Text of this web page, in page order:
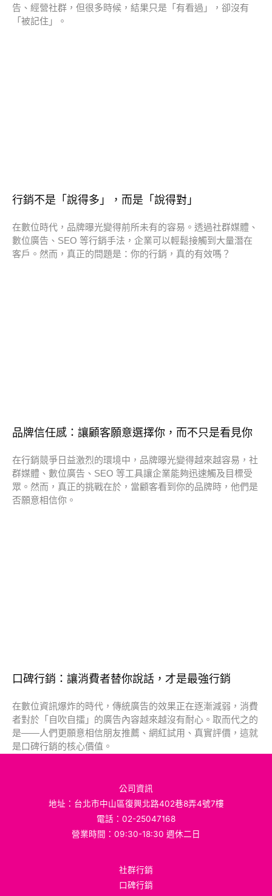
告、經營社群，但很多時候，結果只是「有看過」，卻沒有
「被記住」。
行銷不是「說得多」，而是「說得對」
在數位時代，品牌曝光變得前所未有的容易。透過社群媒體、
數位廣告、SEO 等行銷手法，企業可以輕鬆接觸到大量潛在
客戶。然而，真正的問題是：你的行銷，真的有效嗎？
品牌信任感：讓顧客願意選擇你，而不只是看見你
在行銷競爭日益激烈的環境中，品牌曝光變得越來越容易，社
群媒體、數位廣告、SEO 等工具讓企業能夠迅速觸及目標受
眾。然而，真正的挑戰在於，當顧客看到你的品牌時，他們是
否願意相信你。
口碑行銷：讓消費者替你說話，才是最強行銷
在數位資訊爆炸的時代，傳統廣告的效果正在逐漸減弱，消費
者對於「自吹自擂」的廣告內容越來越沒有耐心。取而代之的
是——人們更願意相信朋友推薦、網紅試用、真實評價，這就
是口碑行銷的核心價值。
公司資訊
地址：台北市中山區復興北路402巷8弄4號7樓
電話：02-25047168
營業時間：09:30-18:30 週休二日
社群行銷
口碑行銷